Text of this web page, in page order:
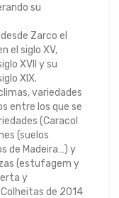
su
Zarco el
el siglo XV,
XVII y su
XIX.
variedades
entre los que se
(Caracol
(suelos
de Madeira…) y
(estufagem y
y
de 2014